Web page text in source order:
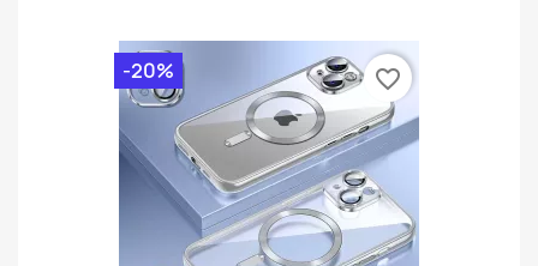
-20% favorite_border